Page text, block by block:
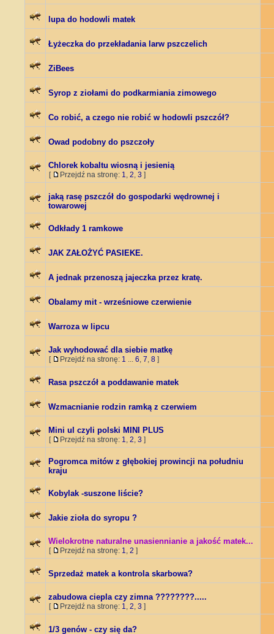
lupa do hodowli matek
Łyżeczka do przekładania larw pszczelich
ZiBees
Syrop z ziołami do podkarmiania zimowego
Co robić, a czego nie robić w hodowli pszczół?
Owad podobny do pszczoły
Chlorek kobaltu wiosną i jesienią
[ Przejdź na stronę: 1, 2, 3 ]
jaką rasę pszczół do gospodarki wędrownej i
towarowej
Odkłady 1 ramkowe
JAK ZAŁOŻYĆ PASIEKE.
A jednak przenoszą jajeczka przez kratę.
Obalamy mit - wrześniowe czerwienie
Warroza w lipcu
Jak wyhodować dla siebie matkę
[ Przejdź na stronę: 1 ... 6, 7, 8 ]
Rasa pszczół a poddawanie matek
Wzmacnianie rodzin ramką z czerwiem
Mini ul czyli polski MINI PLUS
[ Przejdź na stronę: 1, 2, 3 ]
Pogromca mitów z głębokiej prowincji na południu
kraju
Kobylak -suszone liście?
Jakie zioła do syropu ?
Wielokrotne naturalne unasiennianie a jakość matek...
[ Przejdź na stronę: 1, 2 ]
Sprzedaż matek a kontrola skarbowa?
zabudowa ciepla czy zimna ????????.....
[ Przejdź na stronę: 1, 2, 3 ]
1/3 genów - czy się da?